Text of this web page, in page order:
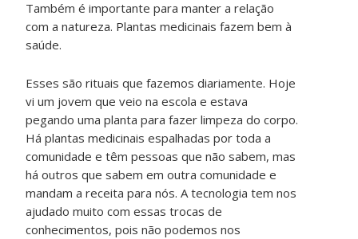
Também é importante para manter a relação
com a natureza. Plantas medicinais fazem bem à
saúde.
Esses são rituais que fazemos diariamente. Hoje
vi um jovem que veio na escola e estava
pegando uma planta para fazer limpeza do corpo.
Há plantas medicinais espalhadas por toda a
comunidade e têm pessoas que não sabem, mas
há outros que sabem em outra comunidade e
mandam a receita para nós. A tecnologia tem nos
ajudado muito com essas trocas de
conhecimentos, pois não podemos nos